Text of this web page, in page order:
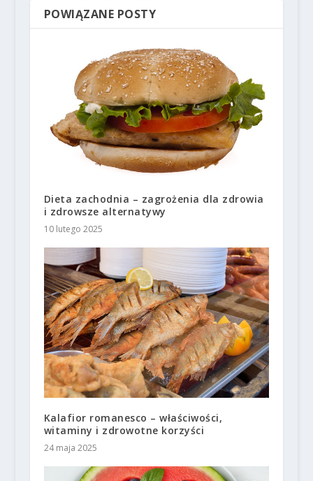
POWIĄZANE POSTY
Dieta zachodnia – zagrożenia dla zdrowia
i zdrowsze alternatywy
10 lutego 2025
Kalafior romanesco – właściwości,
witaminy i zdrowotne korzyści
24 maja 2025